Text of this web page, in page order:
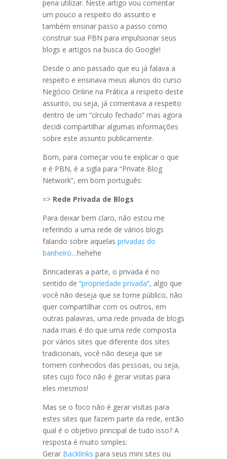
pena utilizar. Neste artigo vou comentar
um pouco a respeito do assunto e
também ensinar passo a passo como
construir sua PBN para impulsionar seus
blogs e artigos na busca do Google!
Desde o ano passado que eu já falava a
respeito e ensinava meus alunos do curso
Negócio Online na Prática a respeito deste
assunto, ou seja, já comentava a respeito
dentro de um “círculo fechado” mas agora
decidi compartilhar algumas informações
sobre este assunto publicamente.
Bom, para começar vou te explicar o que
e é PBN, é a sigla para “Private Blog
Network”, em bom português:
=> Rede Privada de Blogs
Para deixar bem claro, não estou me
referindo a uma rede de vários blogs
falando sobre aquelas privadas do
banheiro…hehehe
Brincadeiras a parte, o privada é no
sentido de “propriedade privada“, algo que
você não deseja que se torne público, não
quer compartilhar com os outros, em
outras palavras, uma rede privada de blogs
nada mais é do que uma rede composta
por vários sites que diferente dos sites
tradicionais, você não deseja que se
tornem conhecidos das pessoas, ou seja,
sites cujo foco não é gerar visitas para
eles mesmos!
Mas se o foco não é gerar visitas para
estes sites que fazem parte da rede, então
qual é o objetivo principal de tudo isso? A
resposta é muito simples:
Gerar Backlinks para seus mini sites ou